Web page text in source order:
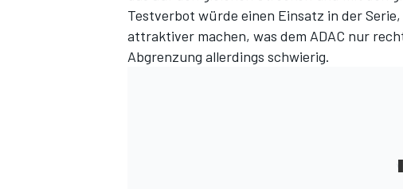
Testverbot würde einen Einsatz in der
attraktiver machen, was dem ADAC nur
Abgrenzung allerdings schwierig.